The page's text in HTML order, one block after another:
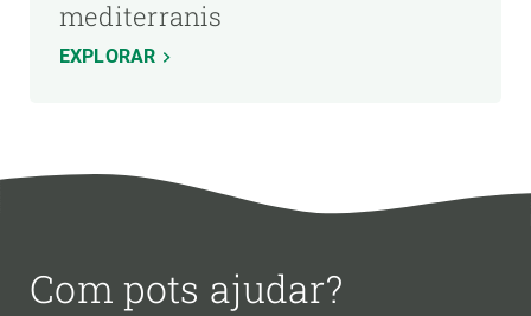
mediterranis
EXPLORAR
Com pots ajudar?